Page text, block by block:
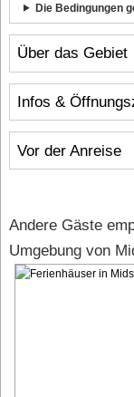
Über das Gebiet
Infos &
Vor der Anreise
Die Bedingungen
Andere Gäste
Umgebung von